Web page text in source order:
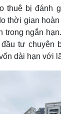
thuê bị đánh
thời gian
trong ngắn
đầu tư chuyên
dài hạn với